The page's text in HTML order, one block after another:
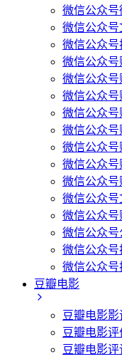
微信公众
微信公众
微信公众
微信公众
微信公众
微信公众
微信公众
微信公众
微信公众
微信公众
微信公众
微信公众
微信公众
微信公众
微信公众
微信公众
豆瓣电影
豆瓣电影
豆瓣电影
豆瓣电影